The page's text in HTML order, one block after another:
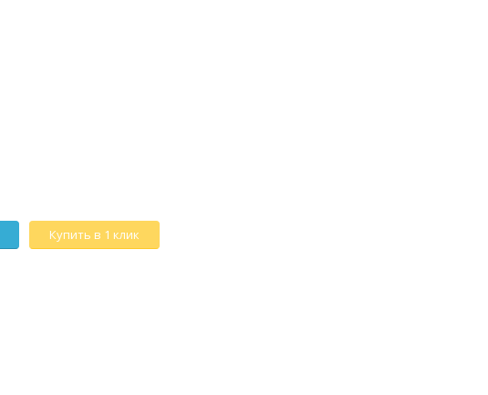
Купить в 1 клик